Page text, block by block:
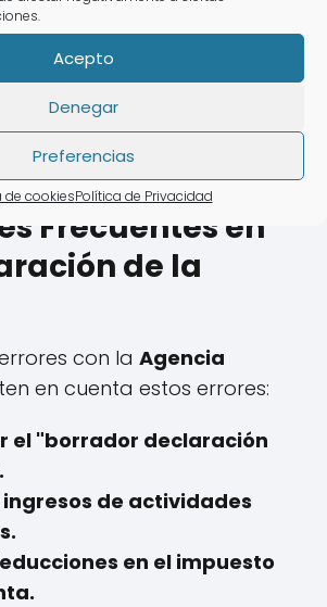
Acepto
Denegar
Preferencias
de cookiesPolítica de Privacidad
puedes presentar
sin desplazarte detu
Frecuentes en
de la
con la Agencia
en cuenta estos errores:
el "borrador declaración
ingresos de actividades
en el impuesto